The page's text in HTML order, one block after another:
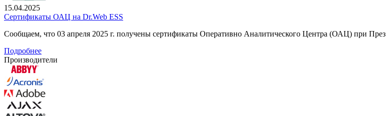
15.04.2025
Сертификаты ОАЦ на Dr.Web ESS
Сообщаем, что 03 апреля 2025 г. получены сертификаты Оперативно Аналитического Центра (ОАЦ) при През
Подробнее
Производители